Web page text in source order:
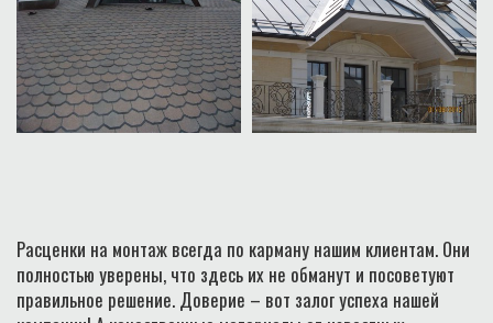
Расценки на монтаж всегда по карману нашим клиентам. Они
полностью уверены, что здесь их не обманут и посоветуют
правильное решение. Доверие – вот залог успеха нашей